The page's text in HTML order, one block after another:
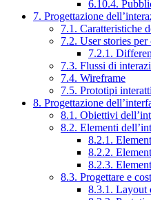
6.10.4.
7. Progettazione
7.1. Caratteristiche
7.2. User stories
7.2.1.
7.3. Flussi di
7.4. Wireframe
7.5. Prototipi
8. Progettazione
8.1. Obiettivi
8.2. Elementi
8.2.1.
8.2.2.
8.2.3.
8.3. Progettare e
8.3.1. Layout